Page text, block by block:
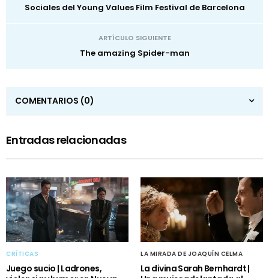
Sociales del Young Values Film Festival de Barcelona
ARTÍCULO SIGUIENTE
The amazing Spider-man
COMENTARIOS (0)
Entradas relacionadas
CRÍTICAS
Juego sucio | Ladrones,
LA MIRADA DE JOAQUÍN CELMA
La divina Sarah Bernhardt |